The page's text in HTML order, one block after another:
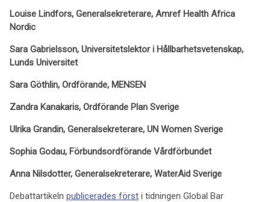
Louise Lindfors, Generalsekreterare, Amref Health Africa
Nordic
Sara Gabrielsson, Universitetslektor i Hållbarhetsvetenskap,
Lunds Universitet
Sara Göthlin, Ordförande, MENSEN
Zandra Kanakaris, Ordförande Plan Sverige
Ulrika Grandin, Generalsekreterare, UN Women Sverige
Sophia Godau, Förbundsordförande Vårdförbundet
Anna Nilsdotter, Generalsekreterare, WaterAid Sverige
Debattartikeln publicerades först i tidningen Global Bar